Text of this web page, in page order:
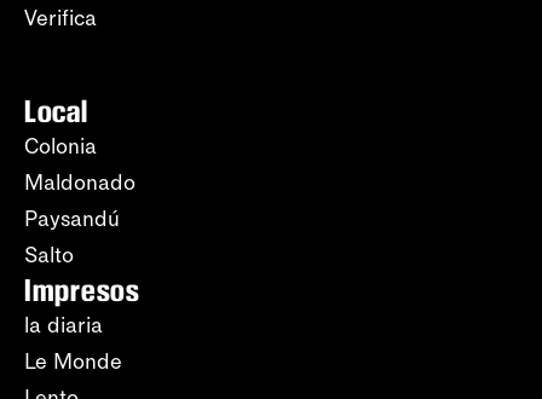
Verifica
Local
Colonia
Maldonado
Paysandú
Salto
Impresos
la diaria
Le Monde